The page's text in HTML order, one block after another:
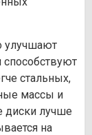
улучшают
стальных,
массы и
диски лучше
на